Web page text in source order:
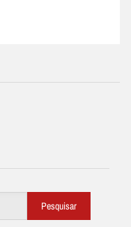
Pesquisar